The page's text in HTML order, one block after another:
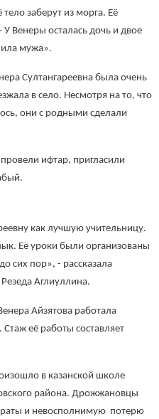
заберут из морга. Её
Венеры осталась дочь и двое
мужа».
Султангареевна была очень
в село. Несмотря на то, что
они с родными сделали
ифтар, пригласили
как лучшую учительницу.
Её уроки были организованы
сих пор», - рассказала
Аглиуллина.
Айзятова работала
её работы составляет
в казанской школе
района. Дрожжановцы
и невосполнимую потерю